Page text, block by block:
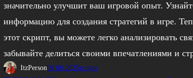
значительно улучшит ваш игровой опыт.
информацию для создания стратегий в игре.
этот скрипт, вы можете легко анализировать
забывайте делиться своими впечатлениями и
ItzPerson09.06.2025scripts